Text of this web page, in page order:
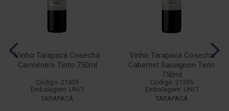
Vinho Tarapacá Cosecha
Carménère Tinto 750ml
Código: 21535
Embalagem: UN/1
TARAPACÁ
Vinho Tarapacá Cosecha
Cabernet Sauvignon Tinto
750ml
Código: 21536
Embalagem: UN/1
TARAPACÁ